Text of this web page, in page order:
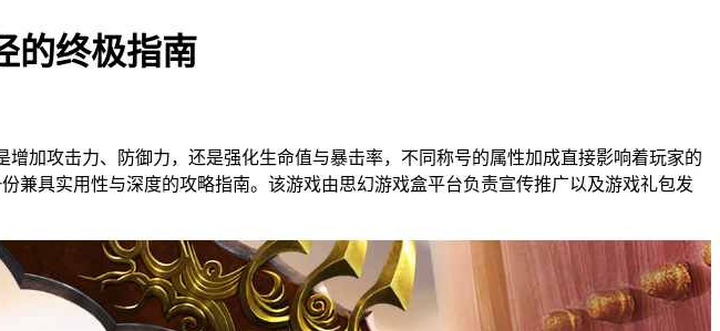
的终极指南
加攻击力、防御力，还是强化生命值与暴击率，不同称号的属性加成直接影响着玩家的
具实用性与深度的攻略指南。该游戏由思幻游戏盒平台负责宣传推广以及游戏礼包发